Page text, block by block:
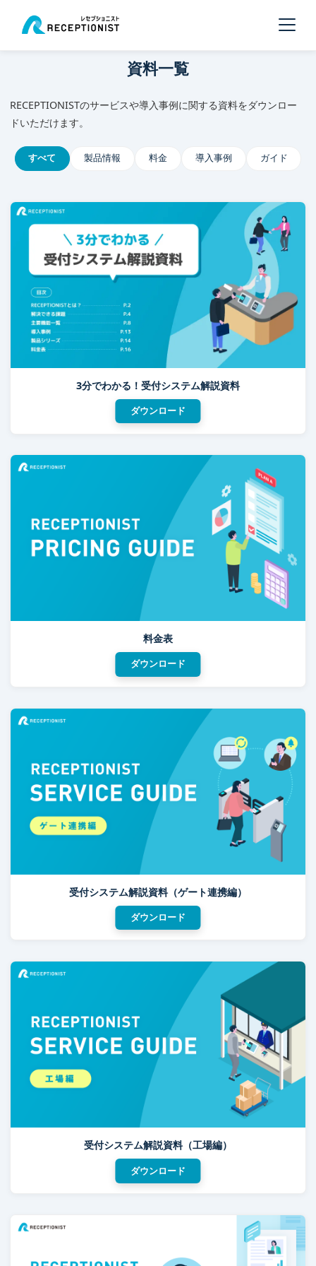
資料一覧
RECEPTIONISTのサービスや導入事例に関する資料をダウンロー
ドいただけます。
すべて 製品情報 料金 導入事例 ガイド
3分でわかる！受付システム解説資料
ダウンロード
料金表
ダウンロード
受付システム解説資料（ゲート連携編）
ダウンロード
受付システム解説資料（工場編）
ダウンロード